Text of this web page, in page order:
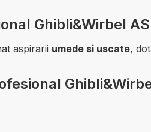
Ghibli&Wirbel
aspirarii umede si uscate,